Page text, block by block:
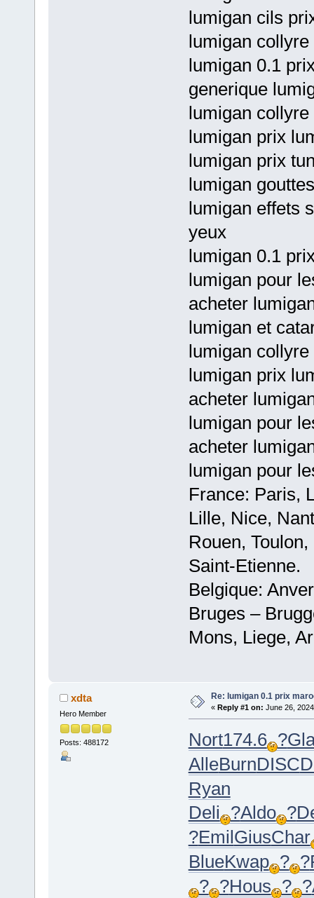
lumigan cils
lumigan
lumigan 0.1
generique
lumigan
lumigan prix
lumigan prix
lumigan
lumigan effets
yeux
lumigan 0.1
lumigan pour
acheter
lumigan et
lumigan
lumigan prix
acheter
lumigan pour
acheter
lumigan pour
France: Paris,
Lille, Nice,
Rouen,
Saint-Etienne.
Belgique:
Bruges –
Mons, Liege,
xdta
Hero Member
Posts: 488172
Re: lumigan 0.1 prix
« Reply #1 on: June 26,
Nort174.6 ?
AlleBurnDISC
Ryan
Deli ?Aldo ?
?EmilGiusChar
BlueKwap ? ?
? ?Hous ? ?